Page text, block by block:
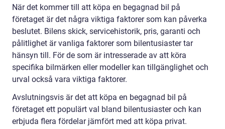
När det kommer till att köpa en begagnad bil på
företaget är det några viktiga faktorer som kan påverka
beslutet. Bilens skick, servicehistorik, pris, garanti och
pålitlighet är vanliga faktorer som bilentusiaster tar
hänsyn till. För de som är intresserade av att köra
specifika bilmärken eller modeller kan tillgänglighet och
urval också vara viktiga faktorer.
Avslutningsvis är det att köpa en begagnad bil på
företaget ett populärt val bland bilentusiaster och kan
erbjuda flera fördelar jämfört med att köpa privat.